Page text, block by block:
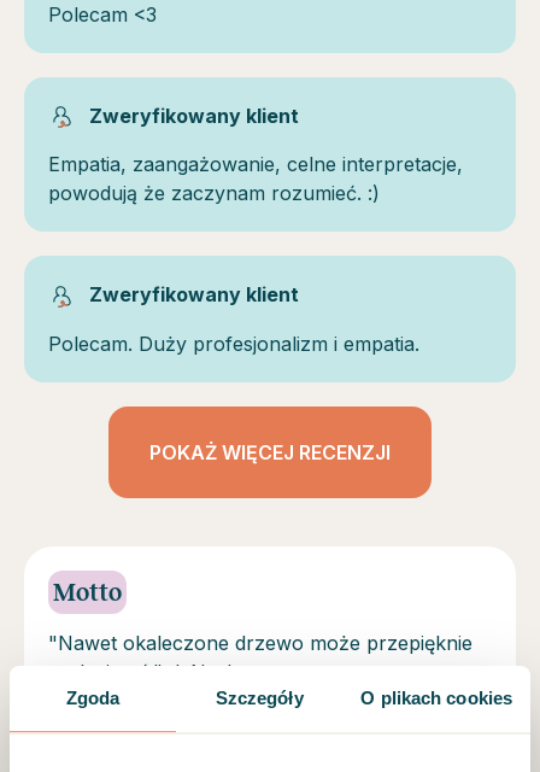
Zgoda Szczegóły O plikach cookies
Polecam <3
Zweryfikowany klient
Empatia, zaangażowanie, celne interpretacje,
powodują że zaczynam rozumieć. :)
Zweryfikowany klient
Polecam. Duży profesjonalizm i empatia.
POKAŻ WIĘCEJ RECENZJI
Motto
"Nawet okaleczone drzewo może przepięknie
rozkwitnąć." J. Norbury
Opis i profil specjalisty